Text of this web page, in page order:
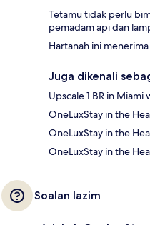
Tetamu tidak perlu
pemadam api dan
Hartanah ini
Juga dikenali
Upscale 1 BR in Miami
OneLuxStay in the
OneLuxStay in the
OneLuxStay in the
Soalan lazim